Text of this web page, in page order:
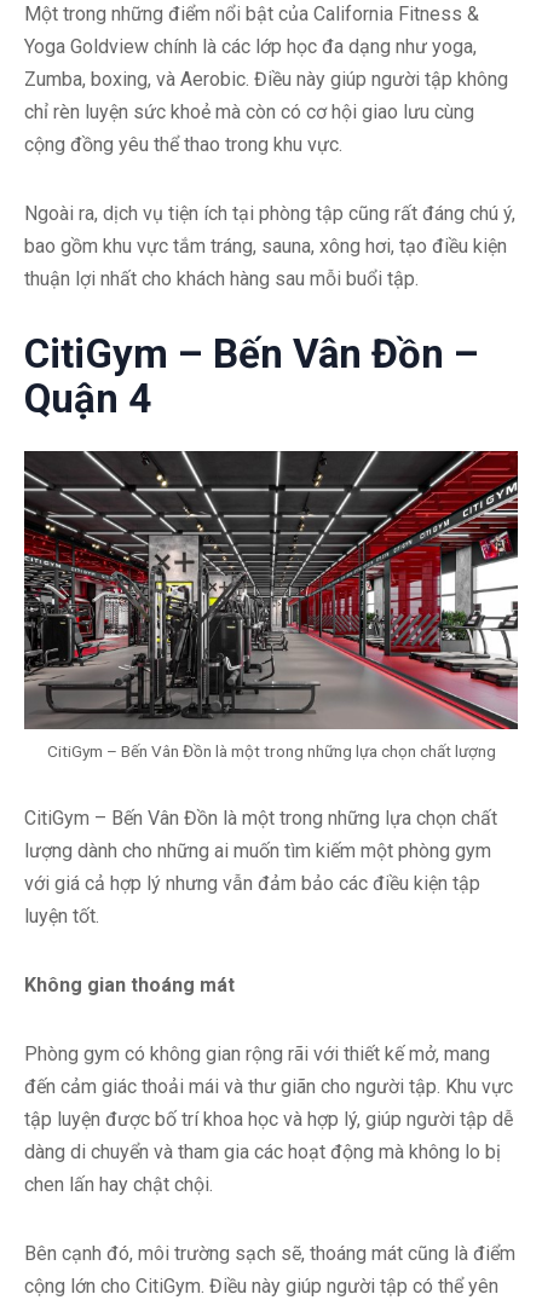
Một trong những điểm nổi bật của California Fitness &
Yoga Goldview chính là các lớp học đa dạng như yoga,
Zumba, boxing, và Aerobic. Điều này giúp người tập không
chỉ rèn luyện sức khoẻ mà còn có cơ hội giao lưu cùng
cộng đồng yêu thể thao trong khu vực.
Ngoài ra, dịch vụ tiện ích tại phòng tập cũng rất đáng chú ý,
bao gồm khu vực tắm tráng, sauna, xông hơi, tạo điều kiện
thuận lợi nhất cho khách hàng sau mỗi buổi tập.
CitiGym – Bến Vân Đồn –
Quận 4
CitiGym – Bến Vân Đồn là một trong những lựa chọn chất lượng
CitiGym – Bến Vân Đồn là một trong những lựa chọn chất
lượng dành cho những ai muốn tìm kiếm một phòng gym
với giá cả hợp lý nhưng vẫn đảm bảo các điều kiện tập
luyện tốt.
Không gian thoáng mát
Phòng gym có không gian rộng rãi với thiết kế mở, mang
đến cảm giác thoải mái và thư giãn cho người tập. Khu vực
tập luyện được bố trí khoa học và hợp lý, giúp người tập dễ
dàng di chuyển và tham gia các hoạt động mà không lo bị
chen lấn hay chật chội.
Bên cạnh đó, môi trường sạch sẽ, thoáng mát cũng là điểm
cộng lớn cho CitiGym. Điều này giúp người tập có thể yên